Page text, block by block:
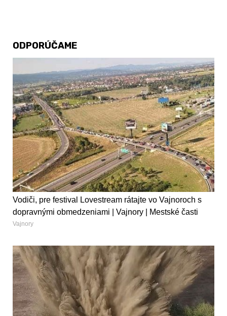
ODPORÚČAME
Vodiči, pre festival Lovestream rátajte vo Vajnoroch s
dopravnými obmedzeniami | Vajnory | Mestské časti
Vajnory